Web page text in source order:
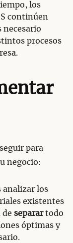
los
continúen
necesario
procesos
para
negocio:
analizar los
existentes
de separartodo
óptimas y